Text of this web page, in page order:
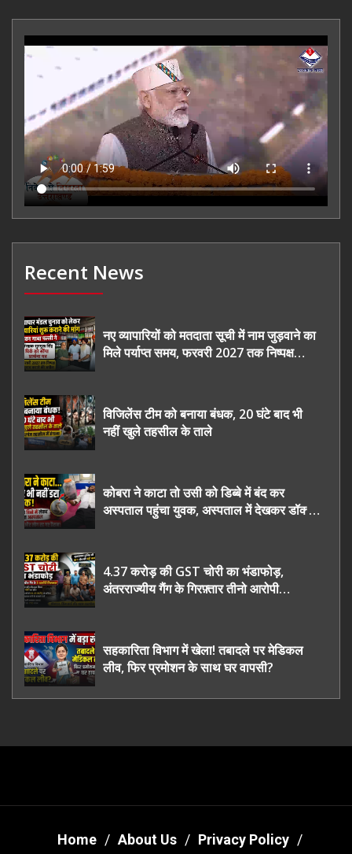
Recent News
नए व्यापारियों को मतदाता सूची में नाम जुड़वाने का
मिले पर्याप्त समय, फरवरी 2027 तक निष्पक्ष
विजिलेंस टीम को बनाया बंधक, 20 घंटे बाद भी
नहीं खुले तहसील के ताले
कोबरा ने काटा तो उसी को डिब्बे में बंद कर
अस्पताल पहुंचा युवक, अस्पताल में देखकर डॉक्टर
4.37 करोड़ की GST चोरी का भंडाफोड़,
अंतरराज्यीय गैंग के गिरफ़्तार तीनो आरोपी
सहकारिता विभाग में खेला! तबादले पर मेडिकल
लीव, फिर प्रमोशन के साथ घर वापसी?
Home About Us Privacy Policy